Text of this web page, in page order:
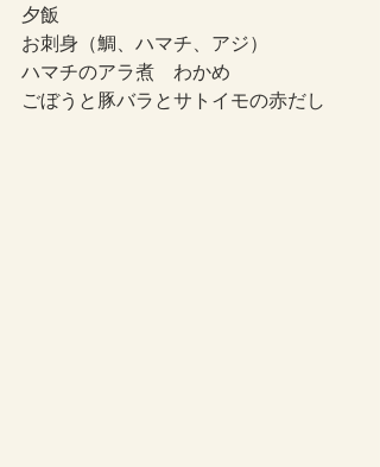
夕飯
お刺身（鯛、ハマチ、アジ）
ハマチのアラ煮　わかめ
ごぼうと豚バラとサトイモの赤だし